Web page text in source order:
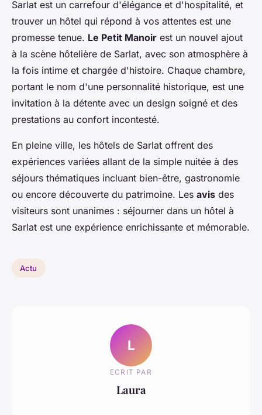
Sarlat est un carrefour d'élégance et d'hospitalité, et
trouver un hôtel qui répond à vos attentes est une
promesse tenue. Le Petit Manoir est un nouvel ajout
à la scène hôtelière de Sarlat, avec son atmosphère à
la fois intime et chargée d'histoire. Chaque chambre,
portant le nom d'une personnalité historique, est une
invitation à la détente avec un design soigné et des
prestations au confort incontesté.
En pleine ville, les hôtels de Sarlat offrent des
expériences variées allant de la simple nuitée à des
séjours thématiques incluant bien-être, gastronomie
ou encore découverte du patrimoine. Les avis des
visiteurs sont unanimes : séjourner dans un hôtel à
Sarlat est une expérience enrichissante et mémorable.
Actu
L
ECRIT PAR
Laura